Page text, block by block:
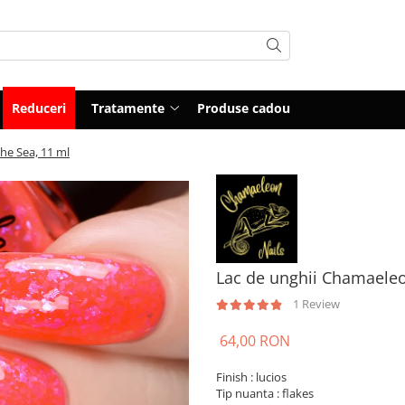
Reduceri Tratamente Produse cadou
Sea, 11 ml
Lac de unghii
1 Review
64,00 RON
Finish : lucios
Tip nuanta : flakes